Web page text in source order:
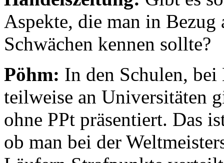
Aspekte, die man in
Schwächen kennen sollte?
Pöhm: In den Schulen,
teilweise an Universitäten
ohne PPt präsentiert. Das
ob man bei der